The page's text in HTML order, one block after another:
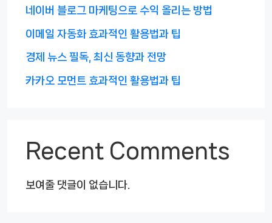
네이버 블로그 마케팅으로 수익 올리는 방법
이메일 자동화 효과적인 활용법과 팁
경제 뉴스 필독, 최신 동향과 전망
카카오 모먼트 효과적인 활용법과 팁
Recent Comments
보여줄 댓글이 없습니다.